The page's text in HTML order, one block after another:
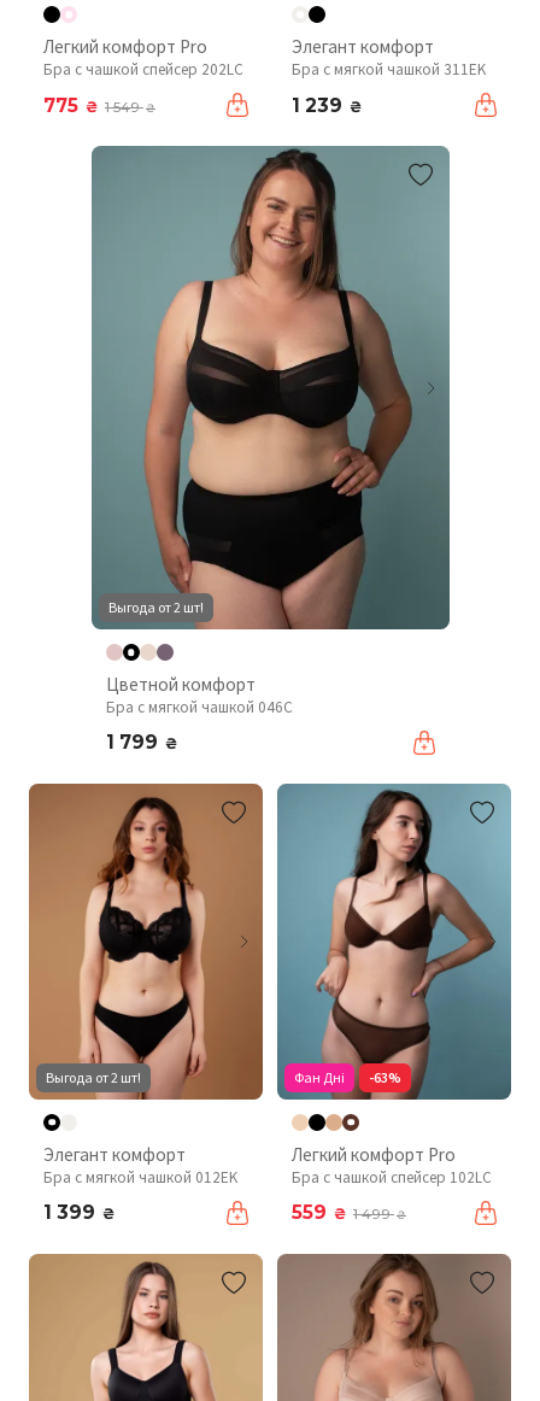
Легкий комфорт Pro
Бра с чашкой спейсер 202LC
775 ₴ 1 549₴
Элегант комфорт
Бра с мягкой чашкой 311EK
1 239 ₴
Выгода от 2 шт!
Цветной комфорт
Бра с мягкой чашкой 046C
1 799 ₴
Выгода от 2 шт!
Элегант комфорт
Бра с мягкой чашкой 012EK
1 399 ₴
Фан Дні -63%
Легкий комфорт Pro
Бра с чашкой спейсер 102LC
559 ₴ 1 499₴